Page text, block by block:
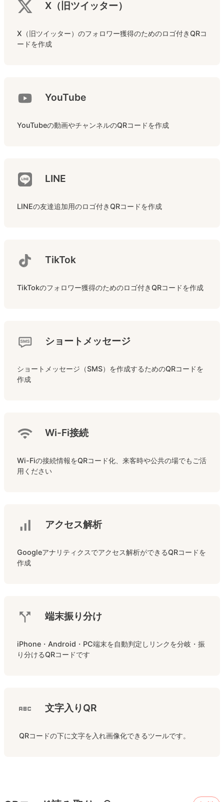
X（旧ツイッター）
X（旧ツイッター）のフォロワー獲得のためのロゴ付きQRコ
ードを作成
YouTube
YouTubeの動画やチャンネルのQRコードを作成
LINE
LINEの友達追加用のロゴ付きQRコードを作成
TikTok
TikTokのフォロワー獲得のためのロゴ付きQRコードを作成
ショートメッセージ
ショートメッセージ（SMS）を作成するためのQRコードを
作成
Wi-Fi接続
Wi-Fiの接続情報をQRコード化、来客時や公共の場でもご活
用ください
アクセス解析
Googleアナリティクスでアクセス解析ができるQRコードを
作成
端末振り分け
iPhone・Android・PC端末を自動判定しリンクを分岐・振
り分けるQRコードです
文字入りQR
QRコードの下に文字を入れ画像化できるツールです。